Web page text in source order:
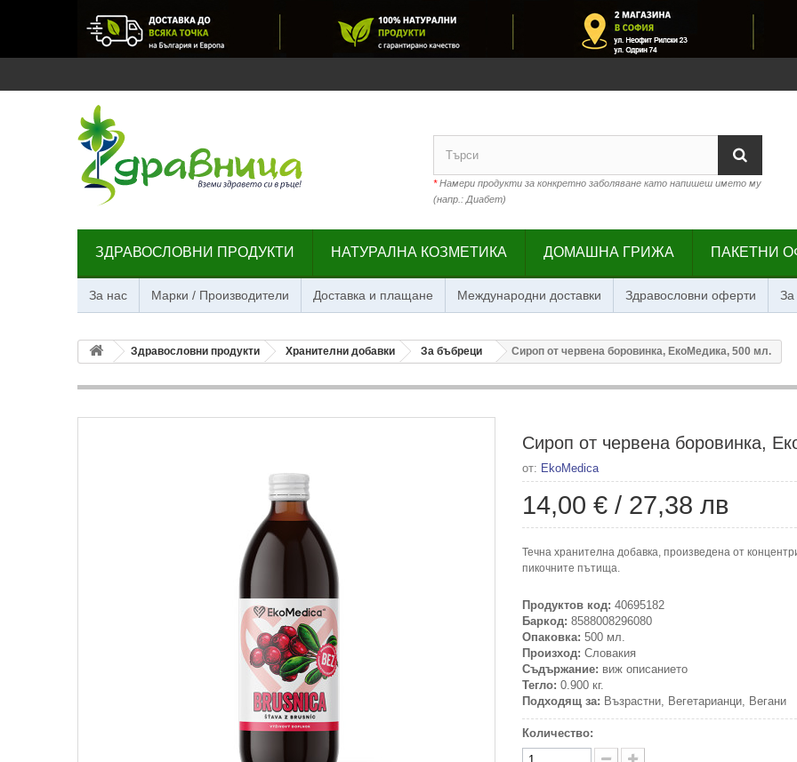
*Намери продукти за конкретно заболяване като напишеш името му
(напр.: Диабет)
ЗДРАВОСЛОВНИ ПРОДУКТИ НАТУРАЛНА КОЗМЕТИКА ДОМАШНА ГРИЖА ПАКЕТНИ
За нас Марки / Производители Доставка и плащане Международни доставки Здравословни оферти За
Здравословни продукти Хранителни добавки За бъбреци Сироп от червена боровинка, ЕкоМедика, 500 мл.
Сироп от червена боровинка,
от: EkoMedica
14,00 € / 27,38 лв
Течна хранителна добавка, произведена от
пикочните пътища.
Продуктов код: 40695182
Баркод: 8588008296080
Опаковка: 500 мл.
Произход: Словакия
Съдържание: виж описанието
Тегло: 0.900 кг.
Подходящ за: Възрастни, Вегетарианци, Вегани
Количество: